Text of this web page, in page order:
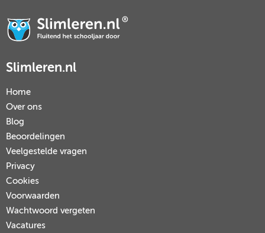
Slimleren.nl
Home
Over ons
Blog
Beoordelingen
Veelgestelde vragen
Privacy
Cookies
Voorwaarden
Wachtwoord vergeten
Vacatures